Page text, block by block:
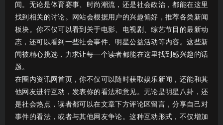
闻。无论是体育赛事、时尚潮流，还是社会政治，都能在这里
找到相关的讨论。网站会根据用户的兴趣偏好，推荐各类新闻
板块。你不仅可以看到关于电影、电视剧、综艺节目的最新动
态，还可以看到一些社会事件、明星公益活动等内容。这些新
闻被精心挑选，力求让每一个读者都能在这里找到感兴趣的话
题。
在圈内资讯网首页，你不仅可以随时获取娱乐新闻，还能和其
他网友进行互动，发表你的看法和意见。无论是明星八卦，还
是社会热点，读者都可以在文章下方评论区留言，分享自己对
事件的看法，或者与其他网友争论。这种互动形式，不仅增加